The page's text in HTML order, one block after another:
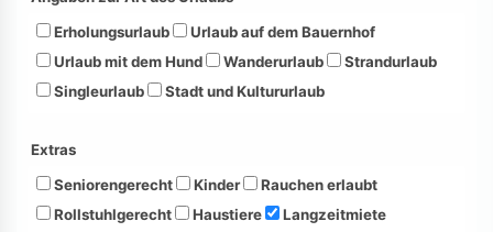
Erholungsurlaub
Urlaub auf dem Bauernhof
Urlaub mit dem Hund
Wanderurlaub
Strandurlaub
Singleurlaub
Stadt und Kultururlaub
Extras
Seniorengerecht
Kinder
Rauchen erlaubt
Rollstuhlgerecht
Haustiere
Langzeitmiete